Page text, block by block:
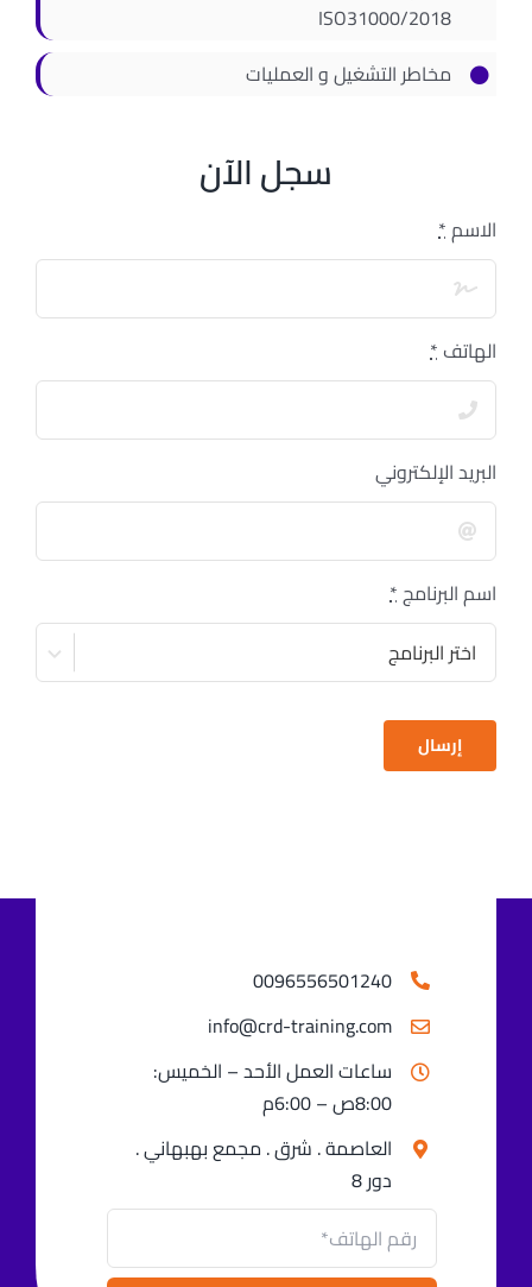
ISO31000/2018
مخاطر التشغيل و العمليات
سجل الآن
الاسم*
الهاتف *
البريد الإلكتروني
اسم البرنامج*
إرسال
0096556501240⁩
info@crd-training.com
ساعات العمل الأحد – الخميس:
8:00ص – 6:00م
العاصمة . شرق . مجمع بهبهاني .
دور 8